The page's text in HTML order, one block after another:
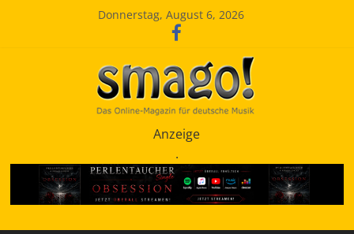
Donnerstag, August 6, 2026
SchlagerMAGazinOnline
Anzeige
.